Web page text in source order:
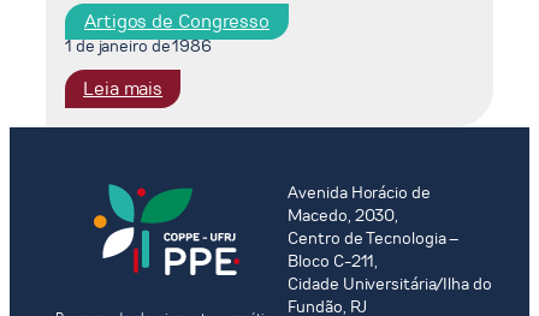
do
Rio
de
Janeiro.
SOBRE
ENERGIA
E
DESARROLLO
Artigos de Congresso
1 de janeiro de 1986
Leia mais
ROSA,
SCHAEFFER,
Roberto
Risk
and
Avenida Horácio de
Macedo, 2030,
Centro de Tecnologia –
Bloco C-211,
Cidade Universitária/Ilha do
Fundão, RJ